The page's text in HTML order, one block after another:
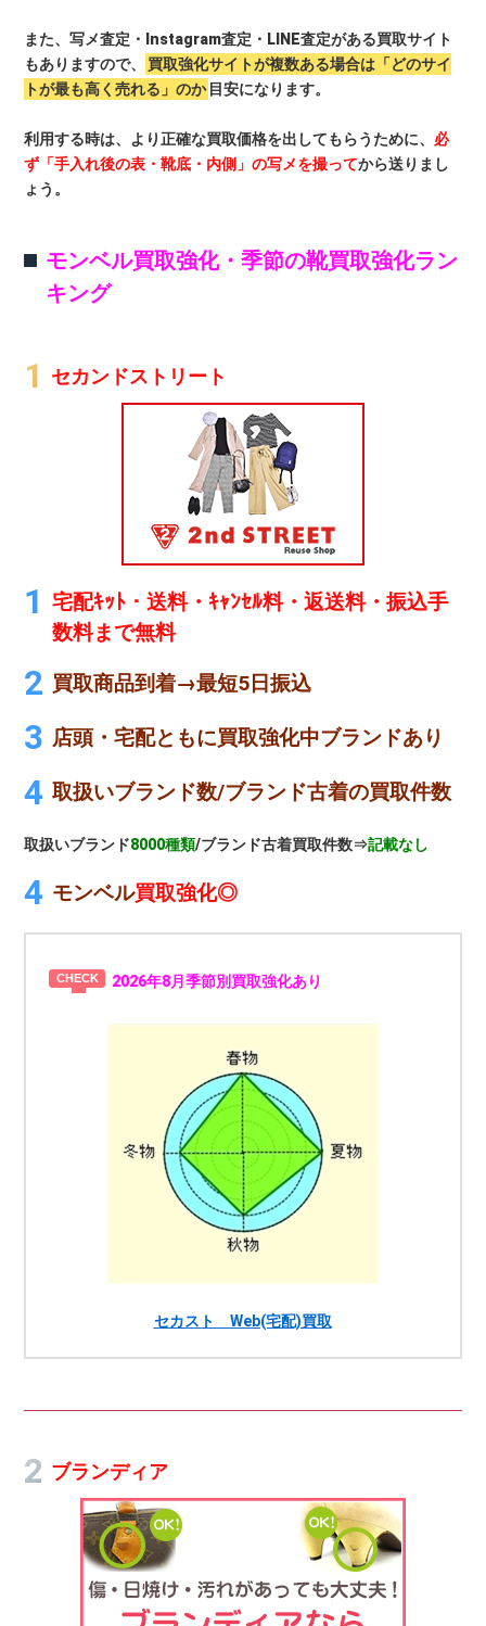
また、写メ査定・Instagram査定・LINE査定がある買取サイト
もありますので、
買取強化サイトが複数ある場合は「どのサイ
トが最も高く売れる」のか 目安になります。
利用する時は、より正確な買取価格を出してもらうために、 必
ず「手入れ後の表・靴底・内側」の写メを撮ってから送りまし
ょう。
モンベル買取強化・季節の靴買取強化ラン
キング
セカンドストリート
宅配ｷｯﾄ・送料・ｷｬﾝｾﾙ料・返送料・振込手
数料まで無料
買取商品到着→最短5日振込
店頭・宅配ともに買取強化中ブランドあり
取扱いブランド数/ブランド古着の買取件数
取扱いブランド8000種類/ブランド古着買取件数⇒記載なし
モンベル買取強化◎
2026年8月季節別買取強化あり
セカスト Web(宅配)買取
ブランディア